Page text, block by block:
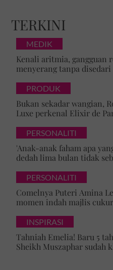
TERKINI
MEDIK
Kenali aritmia, gangguan
menyerang tanpa disedari
PRODUK
Bukan sekadar wangian,
Luxe perkenal Elixir de
PERSONALITI
'Anak-anak faham apa
dedah lima bulan tidak
PERSONALITI
Comelnya Puteri Amina
momen indah majlis
INSPIRASI
Tahniah Emelia! Baru 5
Sheikh Muszaphar sudah